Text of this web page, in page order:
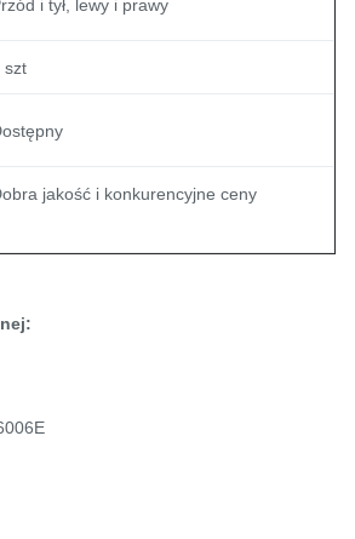
i tył, lewy i prawy
szt
jakość i konkurencyjne ceny